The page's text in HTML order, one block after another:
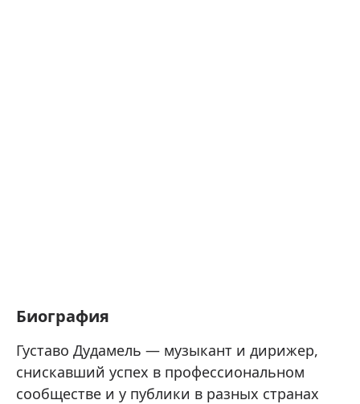
Биография
Густаво Дудамель — музыкант и дирижер,
снискавший успех в профессиональном
сообществе и у публики в разных странах